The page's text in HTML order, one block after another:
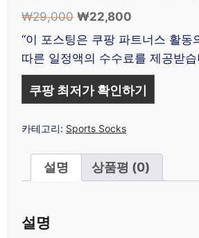
₩29,000 원
래
가
격:
₩29,000.
₩22,800
재
가
격:
₩22,800.
“이 포스팅은 쿠팡 파트너스 활동
따른 일정액의 수수료를 제공받습
쿠팡 최저가 확인하기
카테고리: Sports Socks
설명 상품평 (0)
설명